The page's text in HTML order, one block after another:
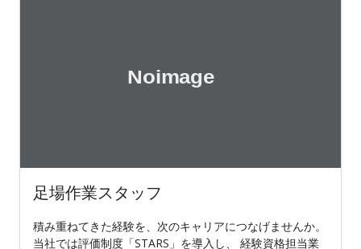
足場作業スタッフ
積み重ねてきた経験を、次のキャリアにつなげませんか。
当社では評価制度「STARS」を導入し、 経験資格担当業